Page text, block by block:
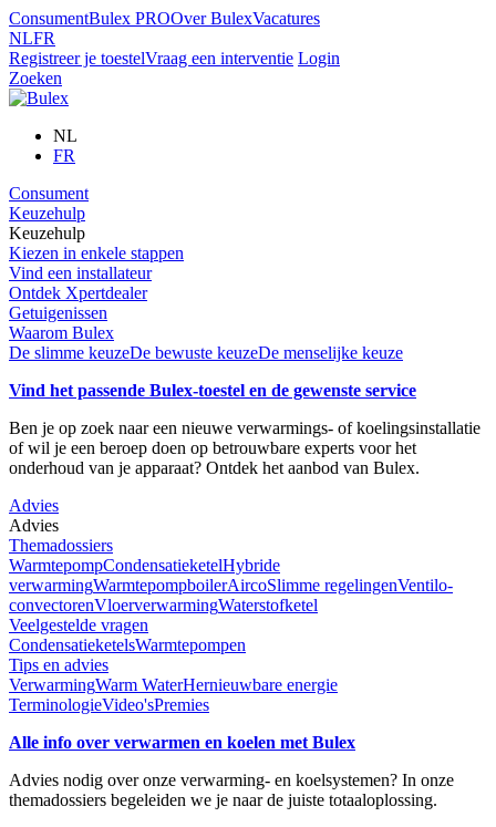
ConsumentBulex PROOver BulexVacatures
NLFR
Registreer je toestelVraag een interventie Login
Zoeken
NL
FR
Consument
Keuzehulp
Keuzehulp
Kiezen in enkele stappen
Vind een installateur
Ontdek Xpertdealer
Getuigenissen
Waarom Bulex
De slimme keuzeDe bewuste keuzeDe menselijke keuze
Vind het passende Bulex-toestel en de gewenste service
Ben je op zoek naar een nieuwe verwarmings- of koelingsinstallatie
of wil je een beroep doen op betrouwbare experts voor het
onderhoud van je apparaat? Ontdek het aanbod van Bulex.
Advies
Advies
Themadossiers
WarmtepompCondensatieketelHybride
verwarmingWarmtepompboilerAircoSlimme regelingenVentilo-
convectorenVloerverwarmingWaterstofketel
Veelgestelde vragen
CondensatieketelsWarmtepompen
Tips en advies
VerwarmingWarm WaterHernieuwbare energie
TerminologieVideo'sPremies
Alle info over verwarmen en koelen met Bulex
Advies nodig over onze verwarming- en koelsystemen? In onze
themadossiers begeleiden we je naar de juiste totaaloplossing.